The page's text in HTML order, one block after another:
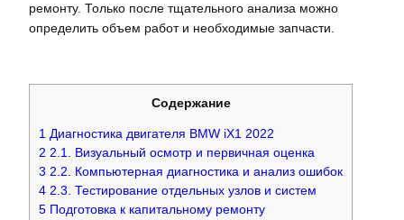
ремонту. Только после тщательного анализа можно
определить объем работ и необходимые запчасти.
Содержание
1 Диагностика двигателя BMW iX1 2022
2 2.1. Визуальный осмотр и первичная оценка
3 2.2. Компьютерная диагностика и анализ ошибок
4 2.3. Тестирование отдельных узлов и систем
5 Подготовка к капитальному ремонту